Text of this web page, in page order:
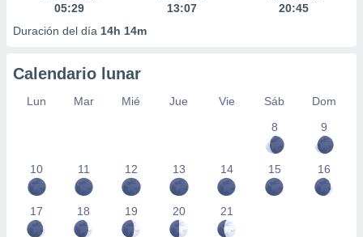
05:29
13:07
20:45
Duración del día 14h 14m
Calendario lunar
Lun Mar Mié Jue Vie Sáb
Dom
8
9
10 11 12 13 14 15 16
17 18 19 20 21